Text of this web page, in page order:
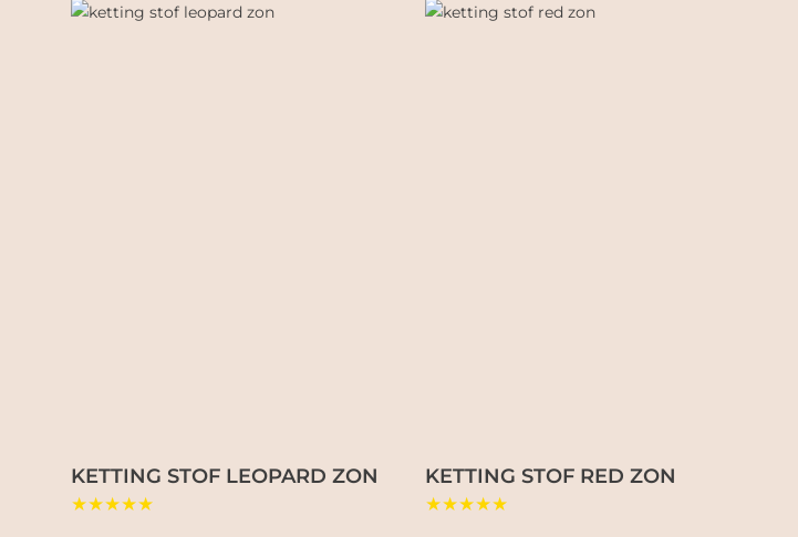
KETTING STOF LEOPARD ZON
★★★★★
KETTING STOF RED ZON
★★★★★